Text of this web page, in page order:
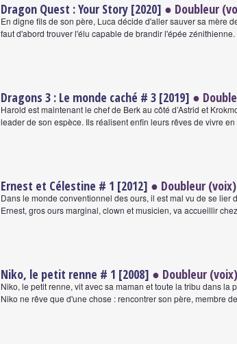
Dragon Quest : Your Story [2020] ● Doubleur
En digne fils de son père, Luca décide d'aller sauver sa mère
faut d'abord trouver l'élu capable de brandir l'épée zénithienne.
Dragons 3 : Le monde caché # 3 [2019] ●
Harold est maintenant le chef de Berk au côté d’Astrid et
leader de son espèce. Ils réalisent enfin leurs rêves de vivre
Ernest et Célestine # 1 [2012] ● Doubleur (voix)
Dans le monde conventionnel des ours, il est mal vu de se lier
Ernest, gros ours marginal, clown et musicien, va accueillir
Niko, le petit renne # 1 [2008] ● Doubleur (voix)
Niko, le petit renne, vit avec sa maman et toute la tribu dans la
Niko ne rêve que d'une chose : rencontrer son père, membre